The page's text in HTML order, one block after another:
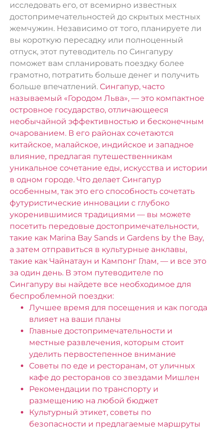
исследовать его, от всемирно известных
достопримечательностей до скрытых местных
жемчужин. Независимо от того, планируете ли
вы короткую пересадку или полноценный
отпуск, этот путеводитель по Сингапуру
поможет вам спланировать поездку более
грамотно, потратить больше денег и получить
больше впечатлений. Сингапур, часто
называемый «Городом Льва», — это компактное
островное государство, отличающееся
необычайной эффективностью и бесконечным
очарованием. В его районах сочетаются
китайское, малайское, индийское и западное
влияние, предлагая путешественникам
уникальное сочетание еды, искусства и истории
в одном городе. Что делает Сингапур
особенным, так это его способность сочетать
футуристические инновации с глубоко
укоренившимися традициями — вы можете
посетить передовые достопримечательности,
такие как Marina Bay Sands и Gardens by the Bay,
а затем отправиться в культурные анклавы,
такие как Чайнатаун ​​и Кампонг Глам, — и все это
за один день. В этом путеводителе по
Сингапуру вы найдете все необходимое для
беспроблемной поездки:
Лучшее время для посещения и как погода
влияет на ваши планы
Главные достопримечательности и
местные развлечения, которым стоит
уделить первостепенное внимание
Советы по еде и ресторанам, от уличных
кафе до ресторанов со звездами Мишлен
Рекомендации по транспорту и
размещению на любой бюджет
Культурный этикет, советы по
безопасности и предлагаемые маршруты